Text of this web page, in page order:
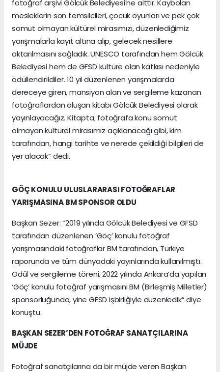
fotoğraf arşivi Gölcük Belediyesi’ne aittir. Kaybolan
mesleklerin son temsilcileri, çocuk oyunları ve pek çok
somut olmayan kültürel mirasımızı, düzenlediğimiz
yarışmalarla kayıt altına alıp, gelecek nesillere
aktarılmasını sağladık. UNESCO tarafından hem Gölcük
Belediyesi hem de GFSD kültüre olan katkısı nedeniyle
ödüllendirildiler. 10 yıl düzenlenen yarışmalarda
dereceye giren, mansiyon alan ve sergileme kazanan
fotoğraflardan oluşan kitabı Gölcük Belediyesi olarak
yayınlayacağız. Kitapta; fotoğrafa konu somut
olmayan kültürel mirasımız açıklanacağı gibi, kim
tarafından, hangi tarihte ve nerede çekildiği bilgileri de
yer alacak” dedi.
GÖÇ KONULU ULUSLARARASI FOTOĞRAFLAR
YARIŞMASINA BM SPONSOR OLDU
Başkan Sezer: “2019 yılında Gölcük Belediyesi ve GFSD
tarafından düzenlenen ‘Göç’ konulu fotoğraf
yarışmasındaki fotoğraflar BM tarafından, Türkiye
raporunda ve tüm dünyadaki yayınlarında kullanılmıştı.
Ödül ve sergileme töreni, 2022 yılında Ankara’da yapılan
‘Göç’ konulu fotoğraf yarışmasını BM (Birleşmiş Milletler)
sponsorluğunda, yine GFSD işbirliğiyle düzenledik” diye
konuştu.
BAŞKAN SEZER’DEN FOTOĞRAF SANATÇILARINA
MÜJDE
Fotoğraf sanatçılarına da bir müjde veren Başkan